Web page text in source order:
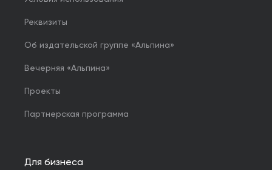
Реквизиты
Об издательской группе «Альпина»
Вечерняя «Альпина»
Проекты
Партнерская программа
Для бизнеса